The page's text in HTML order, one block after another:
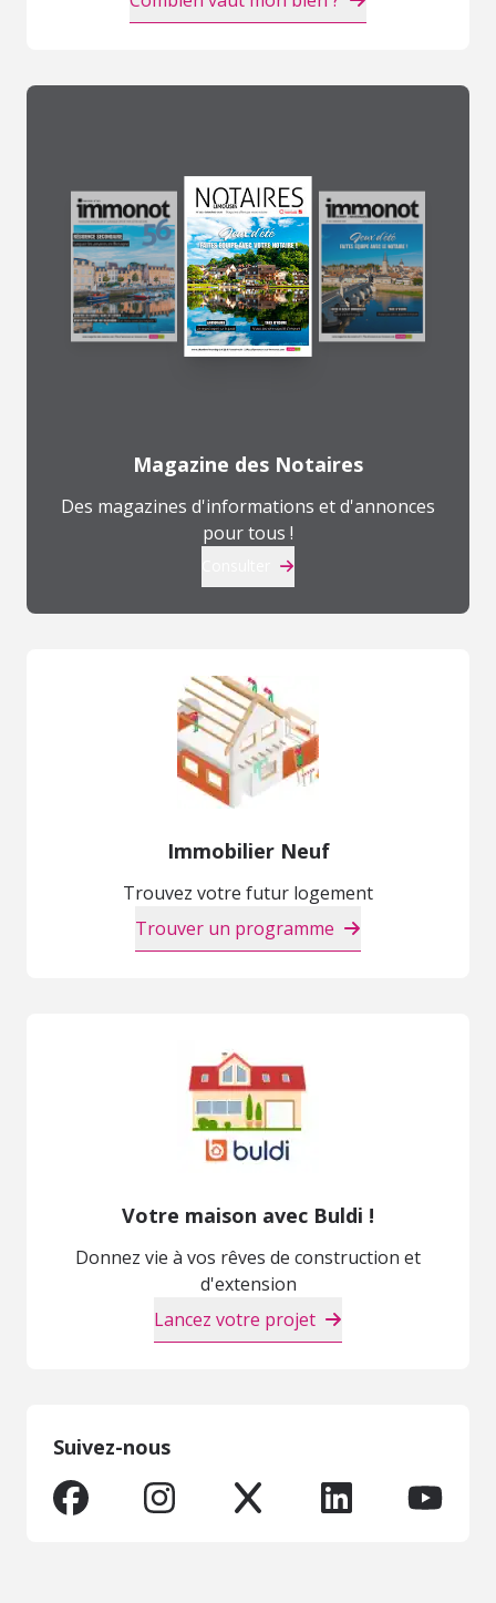
Magazine des Notaires
Des magazines d'informations et d'annonces
pour tous !
Immobilier Neuf
Trouvez votre futur logement
Trouver un programme
Votre maison avec Buldi !
Donnez vie à vos rêves de construction et
d'extension
Lancez votre projet
Suivez-nous